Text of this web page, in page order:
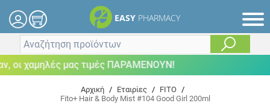
EASY PHARMACY
χαμηλές μας τιμές ΠΑΡΑΜΕΝΟΥΝ!
Αρχική / Εταιρίες / FITO /
Fito+ Hair & Body Mist #104 Good Girl 200ml